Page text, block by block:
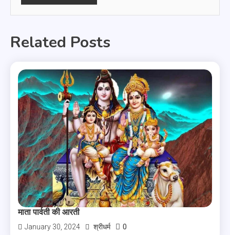
Related Posts
माता पार्वती की आरती
January 30, 2024 श्रीधर्म 0